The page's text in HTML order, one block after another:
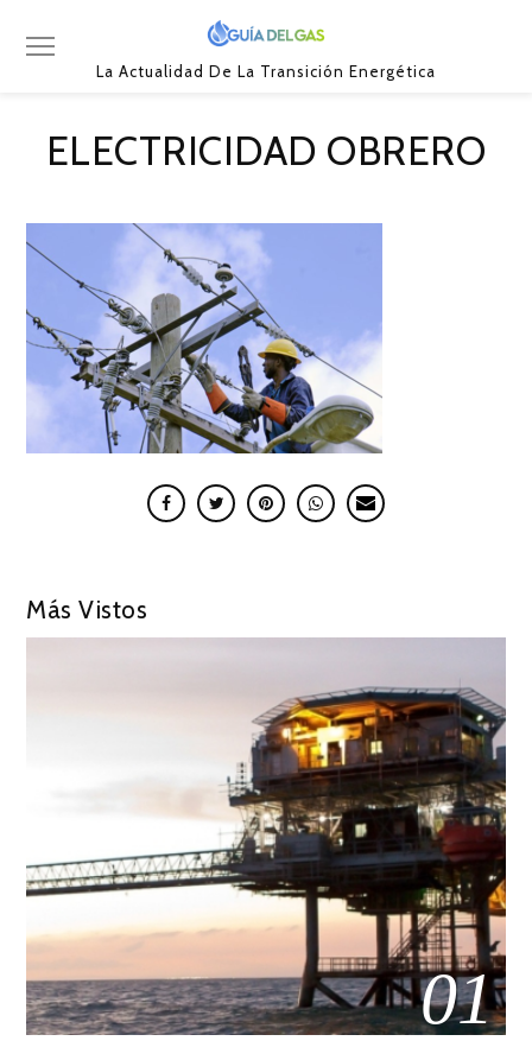
La Actualidad De La Transición Energética
ELECTRICIDAD OBRERO
Más Vistos
01